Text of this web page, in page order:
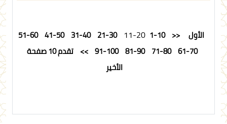
الأول <<
1-10
21-30
31-40
41-50
51-60
61-70
71-80
81-90
91-100
>> تقدم 10 صفحة
الأخير